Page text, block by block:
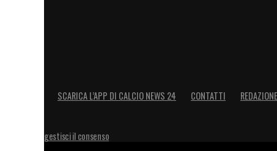
SCARICA L’APP DI CALCIO NEWS 24 CONTATTI REDAZIONE
gestisci il consenso